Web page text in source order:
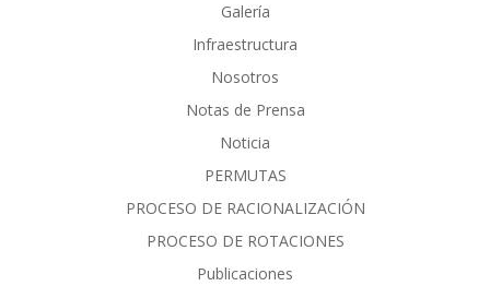
Galería
Infraestructura
Nosotros
Notas de Prensa
Noticia
PERMUTAS
PROCESO DE RACIONALIZACIÓN
PROCESO DE ROTACIONES
Publicaciones